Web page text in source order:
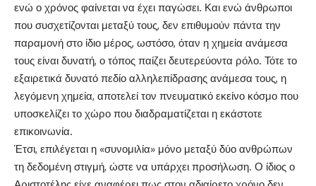
ενώ ο χρόνος φαίνεται να έχει παγώσει. Και ενώ άνθρωποι
που συσχετίζονται μεταξύ τους, δεν επιθυμούν πάντα την
παραμονή στο ίδιο μέρος, ωστόσο, όταν η χημεία ανάμεσα
τους είναι δυνατή, ο τόπος παίζει δευτερεύοντα ρόλο. Τότε το
εξαιρετικά δυνατό πεδίο αλληλεπίδρασης ανάμεσα τους, η
λεγόμενη χημεία, αποτελεί τον πνευματικό εκείνο κόσμο που
υποσκελίζει το χώρο που διαδραματίζεται η εκάστοτε
επικοινωνία.
Έτσι, επιλέγεται η «συνομιλία» μόνο μεταξύ δύο ανθρώπων
τη δεδομένη στιγμή, ώστε να υπάρχει προσήλωση. Ο ίδιος ο